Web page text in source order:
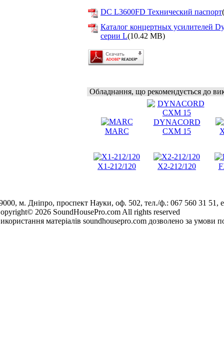
DC L3600FD Технический паспорт
Каталог концертных усилителей
серии L(10.42 MB)
Обладнання, що рекомендується до
MARC
DYNACORD
CXM 15
X1-212/120 X2-212/120
м. Дніпро, проспект Науки, оф. 502, тел./ф.: 067 560 31 51,
2026 SoundHousePro.com All rights reserved
матеріалів soundhousepro.com дозволено за умови